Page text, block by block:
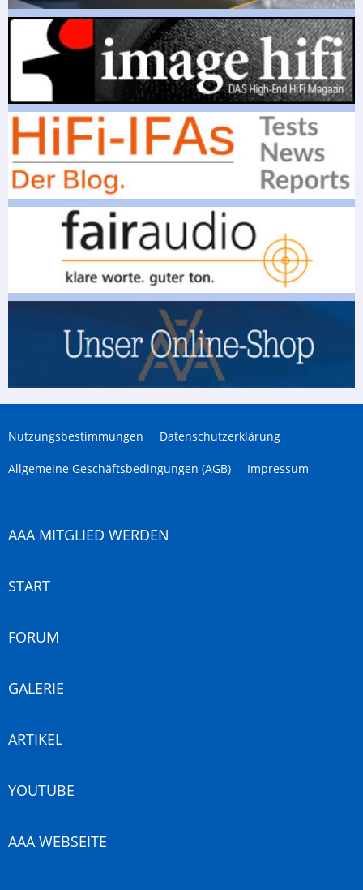
Nutzungsbestimmungen Datenschutzerklärung
Allgemeine Geschäftsbedingungen (AGB) Impressum
AAA MITGLIED WERDEN
START
FORUM
GALERIE
ARTIKEL
YOUTUBE
AAA WEBSEITE